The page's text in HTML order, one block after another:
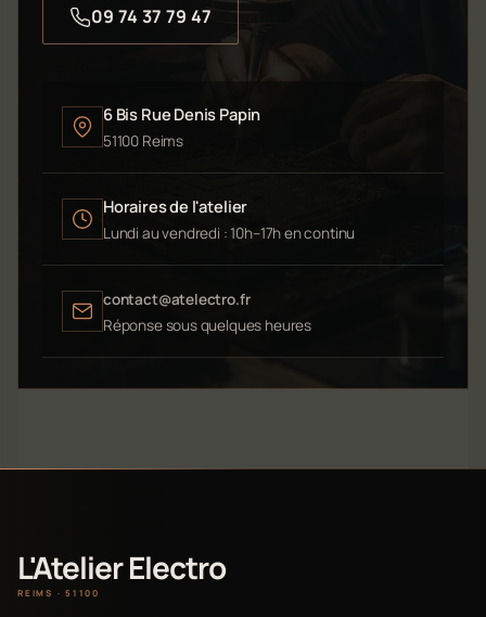
09 74 37 79 47
6 Bis Rue Denis Papin
51100 Reims
Horaires de l'atelier
Lundi au vendredi : 10h–17h en continu
contact@atelectro.fr
Réponse sous quelques heures
L'Atelier Electro
REIMS · 51100